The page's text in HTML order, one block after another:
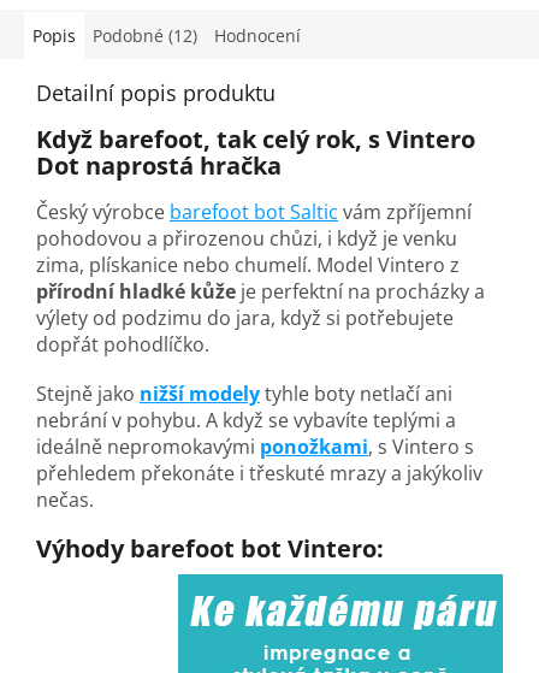
Popis Podobné (12) Hodnocení
Detailní popis produktu
Když barefoot, tak celý rok, s Vintero
Dot naprostá hračka
Český výrobce barefoot bot Saltic vám zpříjemní
pohodovou a přirozenou chůzi, i když je venku
zima, plískanice nebo chumelí. Model Vintero z
přírodní hladké kůže je perfektní na procházky a
výlety od podzimu do jara, když si potřebujete
dopřát pohodlíčko.
Stejně jako nižší modelytyhle boty netlačí ani
nebrání v pohybu. A když se vybavíte teplými a
ideálně nepromokavými ponožkami, s Vintero s
přehledem překonáte i třeskuté mrazy a jakýkoliv
nečas.
Výhody barefoot bot Vintero: